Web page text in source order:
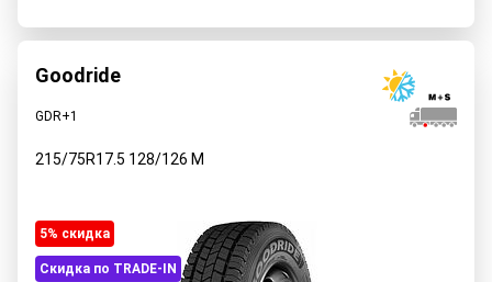
Goodride
GDR+1
215/75R17.5 128/126 M
5% cкидка
Скидка по TRADE-IN